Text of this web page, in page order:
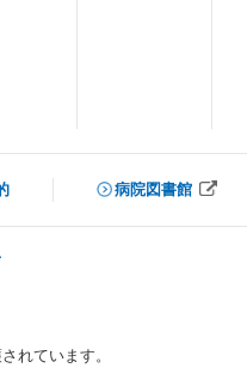
病院図書館
れています。